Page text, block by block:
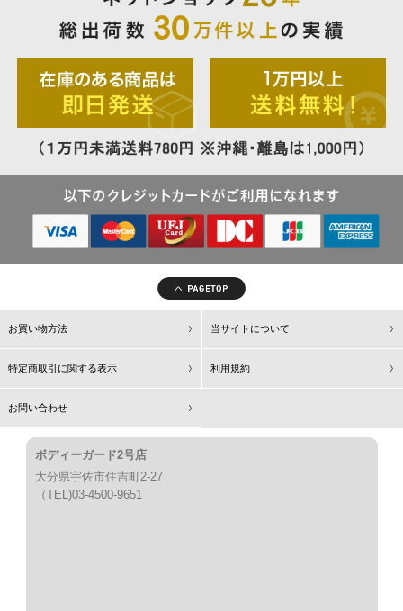
お買い物方法 当サイトについて
特定商取引に関する表示 利用規約
お問い合わせ
ボディーガード2号店
大分県宇佐市住吉町2-27
（TEL)03-4500-9651